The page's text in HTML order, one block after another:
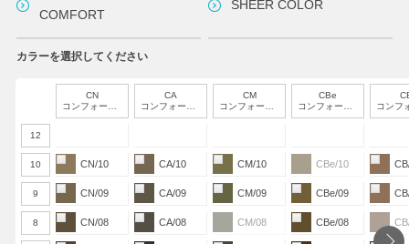
カラーを選択してください
CN
コンフォートナチュラル
CA
コンフォートアッシュ
CM
コンフォートマット
CBe
コンフォートベージュ
コンフォート
12
10 CN/10 CA/10 CM/10 CBe/10
9 CN/09 CA/09 CM/09 CBe/09
8 CN/08 CA/08 CM/08 CBe/08
COMFORT
SHEER COLOR